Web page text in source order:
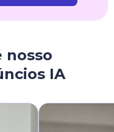
nosso
IA